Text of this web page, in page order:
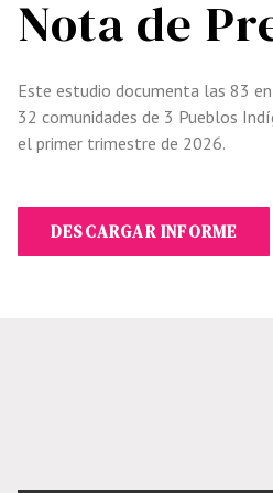
Nota de
Este estudio documenta las 83
32 comunidades de 3 Pueblos
el primer trimestre de 2026.
DESCARGAR INFORME